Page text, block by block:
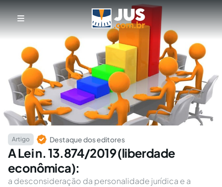
Artigo Destaque dos editores
A Lei n. 13.874/2019 (liberdade
econômica):
a desconsideração da personalidade jurídica e a